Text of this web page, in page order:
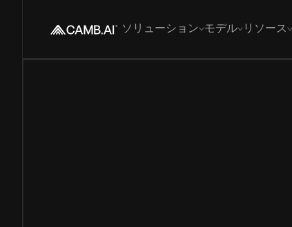
ソリューション モデル リソース